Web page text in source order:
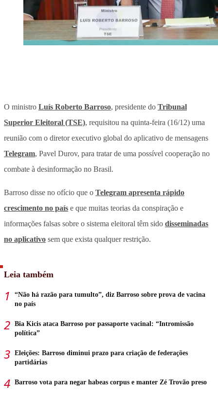
O ministro Luís Roberto Barroso, presidente do Tribunal
Superior Eleitoral (TSE), requisitou na quinta-feira (16/12) uma
reunião com o diretor executivo global do aplicativo de mensagens
Telegram, Pavel Durov, para tratar de uma possível cooperação no
combate à desinformação no Brasil.
Barroso disse no ofício que o Telegram apresenta rápido
crescimento no país e que muitas teorias da conspiração e
informações falsas sobre o sistema eleitoral têm sido disseminadas
no aplicativo sem que exista qualquer restrição.
Leia também
“Não há razão para tumulto”, diz Barroso sobre prova de vacina
no país
Bia Kicis ataca Barroso por passaporte vacinal: “Intromissão
política”
Eleições: Barroso diminui prazo para criação de federações
partidárias
Barroso vota para negar habeas corpus e manter Zé Trovão preso